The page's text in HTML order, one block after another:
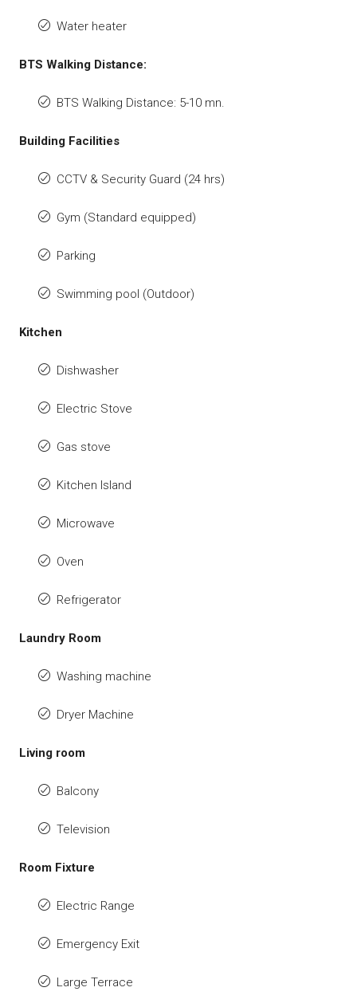
Water heater
BTS Walking Distance:
BTS Walking Distance: 5-10 mn.
Building Facilities
CCTV & Security Guard (24 hrs)
Gym (Standard equipped)
Parking
Swimming pool (Outdoor)
Kitchen
Dishwasher
Electric Stove
Gas stove
Kitchen Island
Microwave
Oven
Refrigerator
Laundry Room
Washing machine
Dryer Machine
Living room
Balcony
Television
Room Fixture
Electric Range
Emergency Exit
Large Terrace